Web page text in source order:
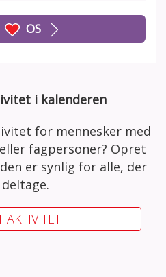
OS
i kalenderen
for mennesker med
fagpersoner? Opret
er synlig for alle, der
AKTIVITET